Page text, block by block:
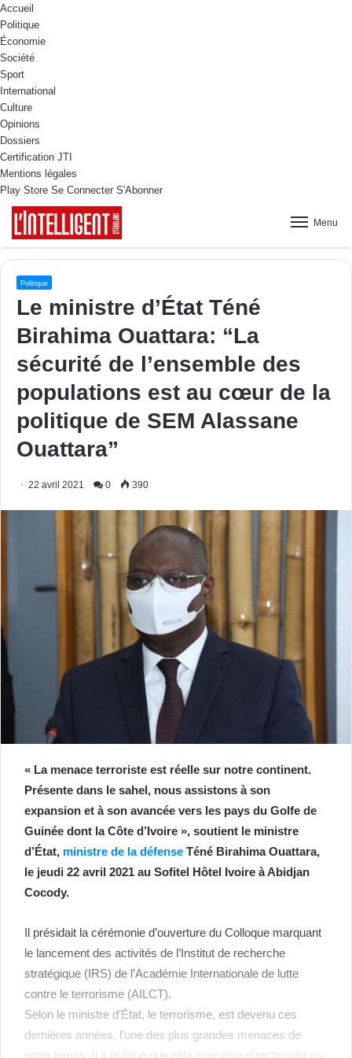
Accueil
Politique
Économie
Société
Sport
International
Culture
Opinions
Dossiers
Certification JTI
Mentions légales
Play Store Se Connecter S'Abonner
Menu
Politique
Le ministre d’État Téné
Birahima Ouattara: “La
sécurité de l’ensemble des
populations est au cœur de la
politique de SEM Alassane
Ouattara”
22 avril 2021 0 390
« La menace terroriste est réelle sur notre continent.
Présente dans le sahel, nous assistons à son
expansion et à son avancée vers les pays du Golfe de
Guinée dont la Côte d’Ivoire », soutient le ministre
d’État, ministre de la défense Téné Birahima Ouattara,
le jeudi 22 avril 2021 au Sofitel Hôtel Ivoire à Abidjan
Cocody.
Il présidait la cérémonie d’ouverture du Colloque marquant
le lancement des activités de l’Institut de recherche
stratégique (IRS) de l’Académie Internationale de lutte
contre le terrorisme (AILCT).
Selon le ministre d’État, le terrorisme, est devenu ces
dernières années, l’une des plus grandes menaces de